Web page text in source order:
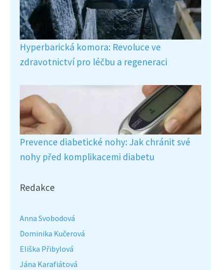
Hyperbarická komora: Revoluce ve
zdravotnictví pro léčbu a regeneraci
Prevence diabetické nohy: Jak chránit své
nohy před komplikacemi diabetu
Redakce
Anna Svobodová
Dominika Kučerová
Eliška Přibylová
Jána Karafiátová